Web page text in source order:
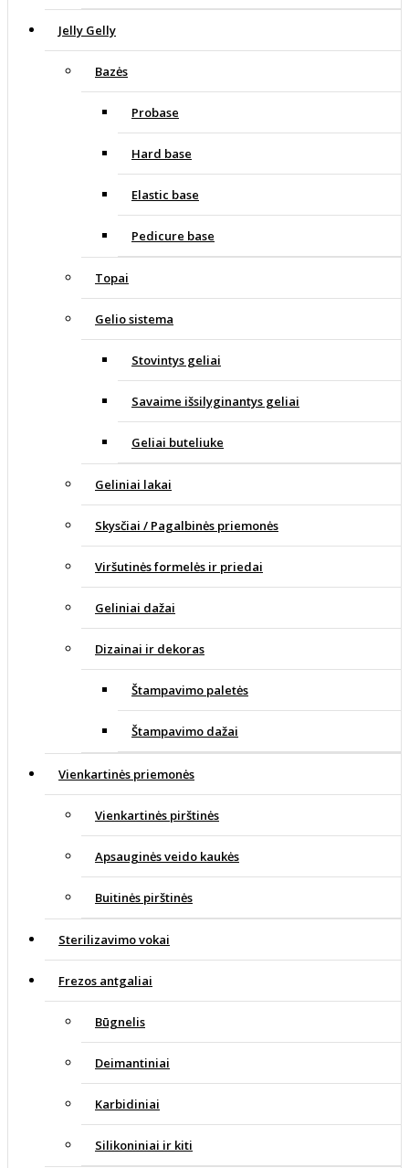
Jelly Gelly
Bazės
Probase
Hard base
Elastic base
Pedicure base
Topai
Gelio sistema
Stovintys geliai
Savaime išsilyginantys geliai
Geliai buteliuke
Geliniai lakai
Skysčiai / Pagalbinės priemonės
Viršutinės formelės ir priedai
Geliniai dažai
Dizainai ir dekoras
Štampavimo paletės
Štampavimo dažai
Vienkartinės priemonės
Vienkartinės pirštinės
Apsauginės veido kaukės
Buitinės pirštinės
Sterilizavimo vokai
Frezos antgaliai
Būgnelis
Deimantiniai
Karbidiniai
Silikoniniai ir kiti